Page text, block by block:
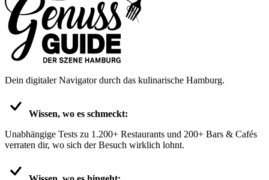
Dein digitaler Navigator durch das kulinarische Hamburg.
Wissen, wo es schmeckt:
Unabhängige Tests zu 1.200+ Restaurants und 200+ Bars & Cafés
verraten dir, wo sich der Besuch wirklich lohnt.